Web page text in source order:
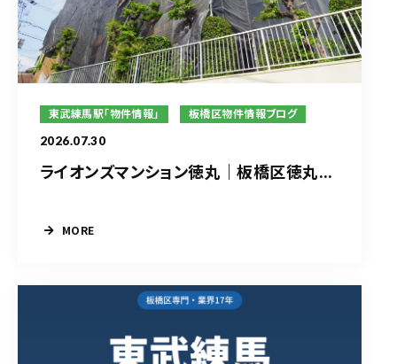
東武練馬駅「物件情報」 板橋区物件情報ブログ
2026.07.30
ライオンズマンション徳丸｜板橋区徳丸...
MORE